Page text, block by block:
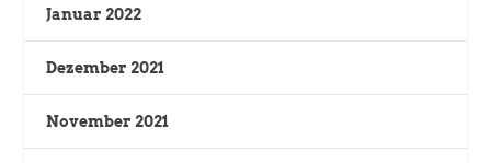
Januar 2022
Dezember 2021
November 2021